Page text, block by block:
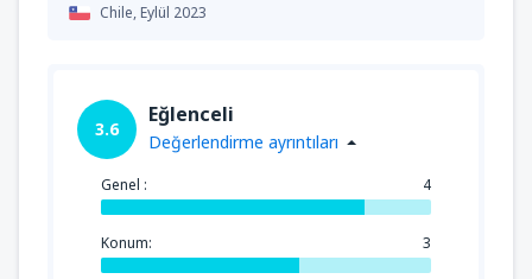
Chile,Eylül 2023
3.6
Eğlenceli
Değerlendirme ayrıntıları
Genel : 4
Konum: 3